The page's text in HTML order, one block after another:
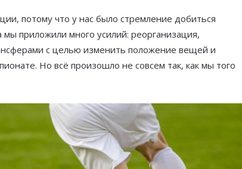
потому что у нас было стремление добиться
приложили много усилий: реорганизация,
с целью изменить положение вещей и
Но всё произошло не совсем так, как мы того